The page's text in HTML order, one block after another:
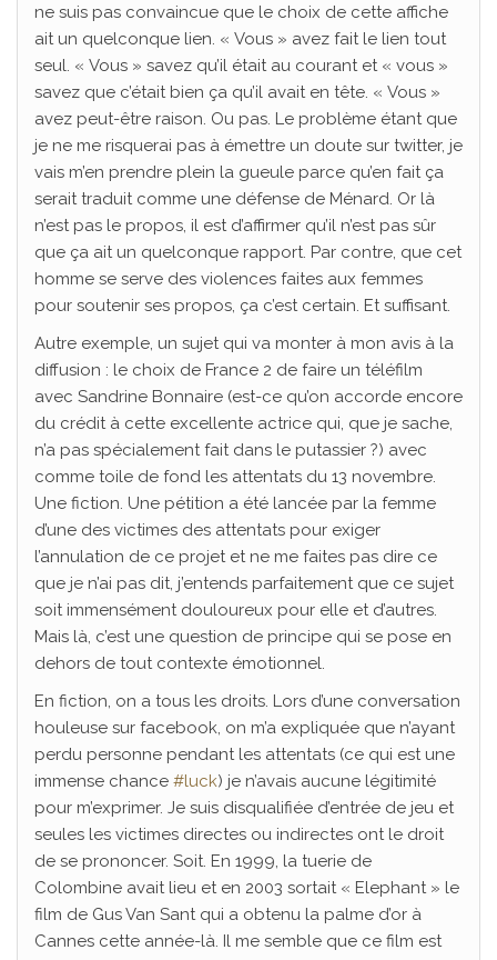
ne suis pas convaincue que le choix de cette affiche
ait un quelconque lien. « Vous » avez fait le lien tout
seul. « Vous » savez qu’il était au courant et « vous »
savez que c’était bien ça qu’il avait en tête. « Vous »
avez peut-être raison. Ou pas. Le problème étant que
je ne me risquerai pas à émettre un doute sur twitter, je
vais m’en prendre plein la gueule parce qu’en fait ça
serait traduit comme une défense de Ménard. Or là
n’est pas le propos, il est d’affirmer qu’il n’est pas sûr
que ça ait un quelconque rapport. Par contre, que cet
homme se serve des violences faites aux femmes
pour soutenir ses propos, ça c’est certain. Et suffisant.
Autre exemple, un sujet qui va monter à mon avis à la
diffusion : le choix de France 2 de faire un téléfilm
avec Sandrine Bonnaire (est-ce qu’on accorde encore
du crédit à cette excellente actrice qui, que je sache,
n’a pas spécialement fait dans le putassier ?) avec
comme toile de fond les attentats du 13 novembre.
Une fiction. Une pétition a été lancée par la femme
d’une des victimes des attentats pour exiger
l’annulation de ce projet et ne me faites pas dire ce
que je n’ai pas dit, j’entends parfaitement que ce sujet
soit immensément douloureux pour elle et d’autres.
Mais là, c’est une question de principe qui se pose en
dehors de tout contexte émotionnel.
En fiction, on a tous les droits. Lors d’une conversation
houleuse sur facebook, on m’a expliquée que n’ayant
perdu personne pendant les attentats (ce qui est une
immense chance #luck) je n’avais aucune légitimité
pour m’exprimer. Je suis disqualifiée d’entrée de jeu et
seules les victimes directes ou indirectes ont le droit
de se prononcer. Soit. En 1999, la tuerie de
Colombine avait lieu et en 2003 sortait « Elephant » le
film de Gus Van Sant qui a obtenu la palme d’or à
Cannes cette année-là. Il me semble que ce film est